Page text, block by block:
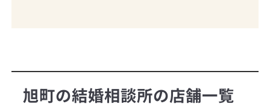
旭町の結婚相談所の店舗一覧